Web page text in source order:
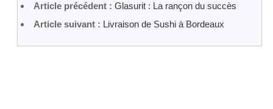
Article précédent : Glasurit : La rançon du succès
Article suivant : Livraison de Sushi à Bordeaux